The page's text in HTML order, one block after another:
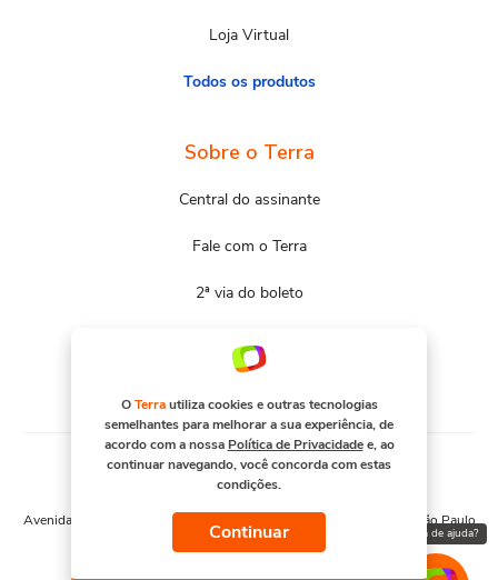
Loja Virtual
Todos os produtos
Sobre o Terra
Central do assinante
Fale com o Terra
2ª via do boleto
Avenida Engenheiro Luís Carlos Berrini, 1376 - Cidade Monções - São Paulo
– SP. CNPJ 91.088.328/0001-67
OTerrautiliza cookies e outras tecnologias
semelhantes para melhorar a sua experiência, de
acordo com a nossa Política de Privacidadee, ao
continuar navegando, você concorda com estas
condições.
Continuar Precisa de ajuda?